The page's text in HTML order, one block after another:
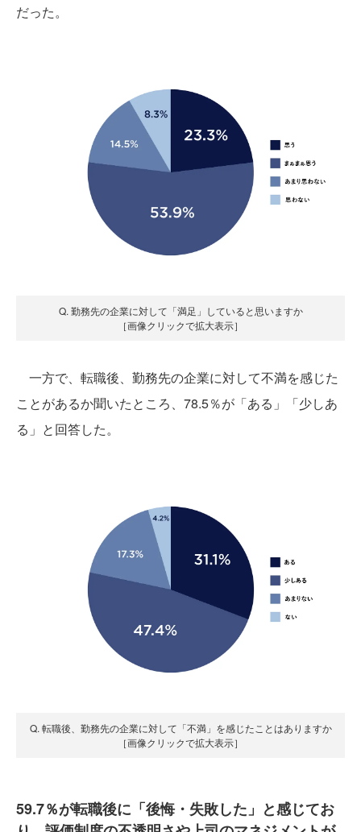
だった。
Q. 勤務先の企業に対して「満足」していると思いますか
［画像クリックで拡大表示］
一方で、転職後、勤務先の企業に対して不満を感じた
ことがあるか聞いたところ、78.5％が「ある」「少しあ
る」と回答した。
Q. 転職後、勤務先の企業に対して「不満」を感じたことはありますか
［画像クリックで拡大表示］
59.7％が転職後に「後悔・失敗した」と感じてお